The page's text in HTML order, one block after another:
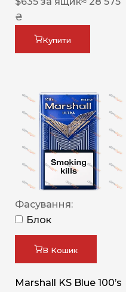
₴
Купити
Фасування:
Блок
В Кошик
Marshall KS Blue 100’s